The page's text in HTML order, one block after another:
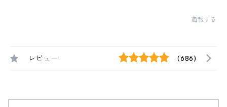
通報する
レビュー (686)